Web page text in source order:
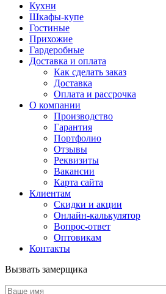
Кухни
Шкафы-купе
Гостиные
Прихожие
Гардеробные
Доставка и оплата
Как сделать заказ
Доставка
Оплата и рассрочка
О компании
Производство
Гарантия
Портфолио
Отзывы
Реквизиты
Вакансии
Карта сайта
Клиентам
Скидки и акции
Онлайн-калькулятор
Вопрос-ответ
Оптовикам
Контакты
Вызвать замерщика